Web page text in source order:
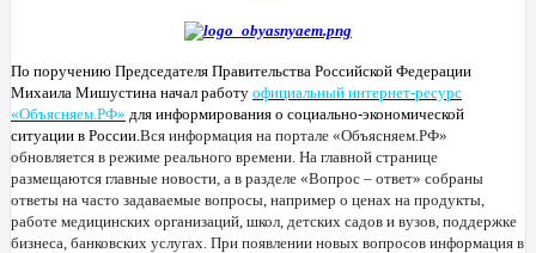
По поручению Председателя Правительства Российской Федерации
Михаила Мишустина начал работу официальный интернет-ресурс
«Объясняем.РФ» для информирования о социально-экономической
ситуации в России. Вся информация на портале «Объясняем.РФ»
обновляется в режиме реального времени. На главной странице
размещаются главные новости, а в разделе «Вопрос – ответ» собраны
ответы на часто задаваемые вопросы, например о ценах на продукты,
работе медицинских организаций, школ, детских садов и вузов, поддержке
бизнеса, банковских услугах. При появлении новых вопросов информация в